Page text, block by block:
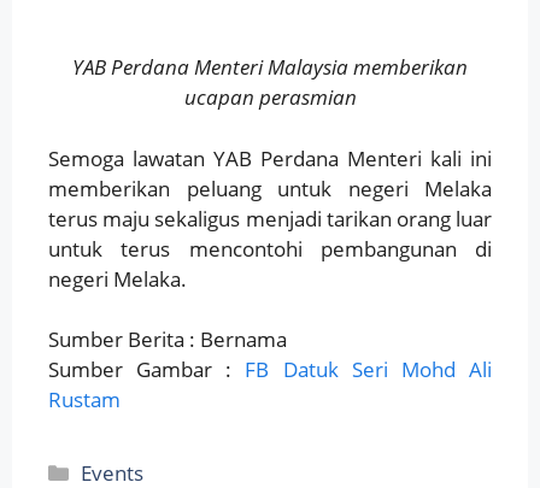
YAB Perdana Menteri Malaysia memberikan
ucapan perasmian
Semoga lawatan YAB Perdana Menteri kali ini
memberikan peluang untuk negeri Melaka
terus maju sekaligus menjadi tarikan orang luar
untuk terus mencontohi pembangunan di
negeri Melaka.
Sumber Berita : Bernama
Sumber Gambar : FB Datuk Seri Mohd Ali
Rustam
Categories
Events